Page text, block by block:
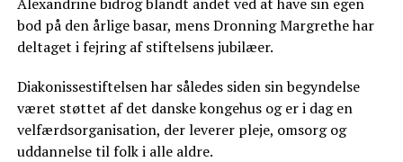
bod på den årlige basar, mens Dronning Margrethe har
deltaget i fejring af stiftelsens jubilæer.
Diakonissestiftelsen har således siden sin begyndelse
været støttet af det danske kongehus og er i dag en
velfærdsorganisation, der leverer pleje, omsorg og
uddannelse til folk i alle aldre.